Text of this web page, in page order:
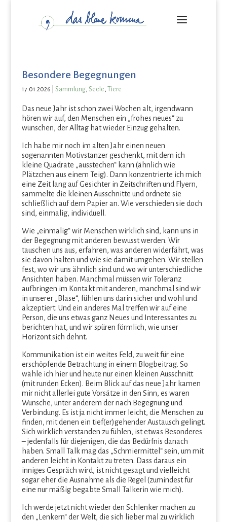
Besondere Begegnungen
17.01.2026 Sammlung, Seele, Tiere
Das neue Jahr ist schon zwei Wochen alt, irgendwann
hören wir auf, den Menschen ein „frohes neues“ zu
wünschen, der Alltag hat wieder Einzug gehalten.
Ich habe mir noch im alten Jahr einen neuen
sogenannten Motivstanzer geschenkt, mit dem ich
kleine Quadrate „ausstechen“ kann (ähnlich wie
Plätzchen aus einem Teig). Dann konzentrierte ich mich
eine Zeit lang auf Gesichter in Zeitschriften und Flyern,
sammelte die kleinen Ausschnitte und ordnete sie
schließlich auf dem Papier an. Wie verschieden sie doch
sind, einmalig, individuell.
Wie „einmalig“ wir Menschen wirklich sind, kann uns in
der Begegnung mit anderen bewusst werden. Wir
tauschen uns aus, erfahren, was anderen widerfährt, was
sie davon halten und wie sie damit umgehen. Wir stellen
fest, wo wir uns ähnlich sind und wo wir unterschiedliche
Ansichten haben. Manchmal müssen wir Toleranz
aufbringen im Kontakt mit anderen, manchmal sind wir
in unserer „Blase“, fühlen uns darin sicher und wohl und
akzeptiert. Und ein anderes Mal treffen wir auf eine
Person, die uns etwas ganz Neues und Interessantes zu
berichten hat, und wir spüren förmlich, wie unser
Horizont sich dehnt.
Kommunikation ist ein weites Feld, zu weit für eine
erschöpfende Betrachtung in einem Blogbeitrag. So
wähle ich hier und heute nur einen kleinen Ausschnitt
(mit runden Ecken). Beim Blick auf das neue Jahr kamen
mir nicht allerlei gute Vorsätze in den Sinn, es waren
Wünsche, unter anderem der nach Begegnung und
Verbindung. Es ist ja nicht immer leicht, die Menschen zu
finden, mit denen ein tief(er)gehender Austausch gelingt.
Sich wirklich verstanden zu fühlen, ist etwas Besonderes
– jedenfalls für diejenigen, die das Bedürfnis danach
haben. Small Talk mag das „Schmiermittel“ sein, um mit
anderen leicht in Kontakt zu treten. Dass daraus ein
inniges Gespräch wird, ist nicht gesagt und vielleicht
sogar eher die Ausnahme als die Regel (zumindest für
eine nur mäßig begabte Small Talkerin wie mich).
Ich werde jetzt nicht wieder den Schlenker machen zu
den „Lenkern“ der Welt, die sich lieber mal zu wirklich